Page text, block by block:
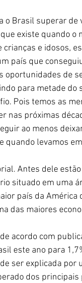
Brasil superar de
existe quando o
e idosos,
país que
oportunidades de
para metade do
Pois temos as
nas próximas
ao menos
levamos
Antes dele estão
situado em uma
país da América
das maiores
acordo com
este ano para
ser explicada por
dos